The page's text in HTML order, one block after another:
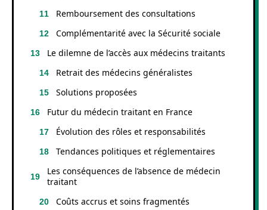
Remboursement des consultations
Complémentarité avec la Sécurité sociale
Le dilemne de l’accès aux médecins traitants
Retrait des médecins généralistes
Solutions proposées
Futur du médecin traitant en France
Évolution des rôles et responsabilités
Tendances politiques et réglementaires
Les conséquences de l’absence de médecin
traitant
Coûts accrus et soins fragmentés